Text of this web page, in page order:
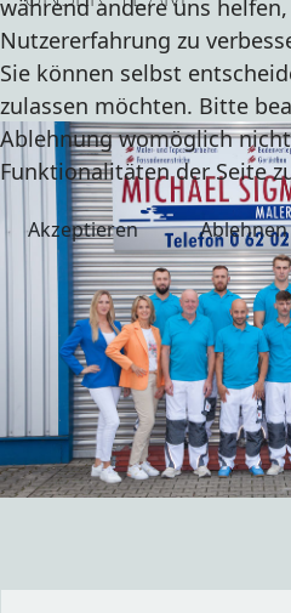
während andere uns
Nutzererfahrung zu
Sie können selbst
zulassen möchten. Bitte
Ablehnung womöglich
Funktionalitäten der Seite
Akzeptieren Ablehnen